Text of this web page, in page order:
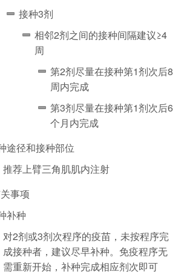
接种3剂
相邻2剂之间的接种间隔建议≥4
周
第2剂尽量在接种第1剂次后8
周内完成
第3剂尽量在接种第1剂次后6
个月内完成
途径和接种部位
推荐上臂三角肌肌内注射
事项
补种
对2剂或3剂次程序的疫苗，未按程序完
成接种者，建议尽早补种。免疫程序无
需重新开始，补种完成相应剂次即可